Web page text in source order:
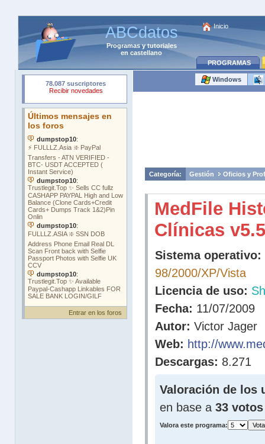
ABCdatos
Programasytutoriales
en castellano
Inicio
PROGRAMAS
Entrar en los foros
Windows
Categoría: Gestión Oficios y
MedFile
Clínicas
Sistema operativo:
98/2000/XP/Vista
Licencia de uso:
Fecha: 11/07/2009
Autor: Victor Jager
Web: http://
Descargas: 8.271
Valoración de los
en base a 33 votos
Valora este programa: